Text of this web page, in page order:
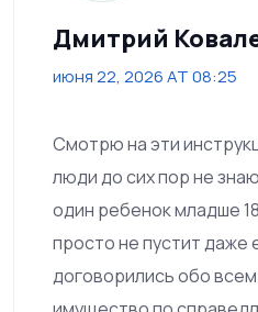
Дмитрий
июня 22, 2026 AT 08:25
Смотрю на эти
люди до сих пор не
один ребенок младше
просто не пустит даже
договорились обо